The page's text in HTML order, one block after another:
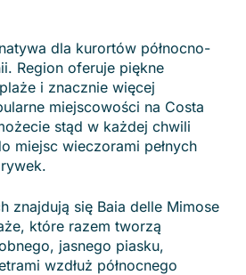
dla kurortów północno-
Region oferuje piękne
i znacznie więcej
miejscowości na Costa
stąd w każdej chwili
miejsc wieczorami pełnych
znajdują się Baia delle Mimose
które razem tworzą
jasnego piasku,
wzdłuż północnego